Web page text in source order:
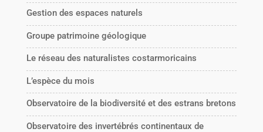
Gestion des espaces naturels
Groupe patrimoine géologique
Le réseau des naturalistes costarmoricains
L’espèce du mois
Observatoire de la biodiversité et des estrans bretons
Observatoire des invertébrés continentaux de